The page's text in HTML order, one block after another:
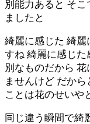
別能力あると そ
ましたと
綺麗に感じた 綺
すね 綺麗に感じた
別なものだから
ませんけど だか
ことは花のせいや
同じ違う瞬間で綺